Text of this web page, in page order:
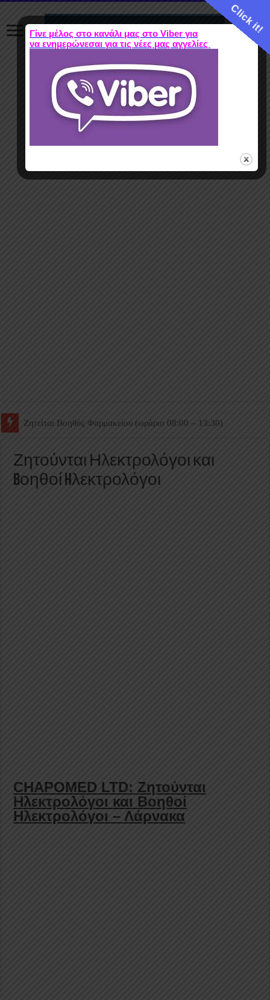
Ζητείται Βοηθός Θαλάμου
Ζητούνται Ηλεκτρολόγοι και
Bοηθοί Hλεκτρολόγοι
CHAPOMED LTD: Ζητούνται
Ηλεκτρολόγοι και Bοηθοί
Hλεκτρολόγοι – Λάρνακα
Click it!
Γίνε μέλος στο κανάλι μας στο Viber για
να ενημερώνεσαι για τις νέες μας αγγελίες